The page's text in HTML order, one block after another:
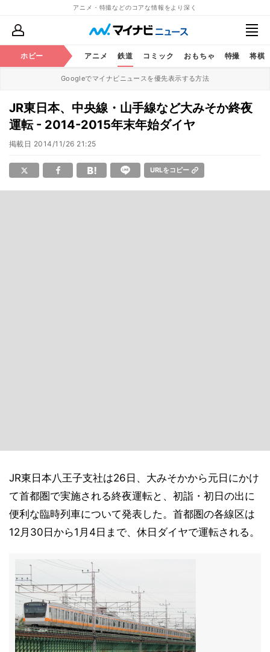
アニメ・特撮などのコアな情報をより深く
ホビー アニメ 鉄道 コミック おもちゃ 特撮 将棋
Googleでマイナビニュースを優先表示する方法
JR東日本、中央線・山手線など大みそか終夜
運転 - 2014-2015年末年始ダイヤ
掲載日 2014/11/26 21:25
URLをコピー
JR東日本八王子支社は26日、大みそかから元日にかけ
て首都圏で実施される終夜運転と、初詣・初日の出に
便利な臨時列車について発表した。首都圏の各線区は
12月30日から1月4日まで、休日ダイヤで運転される。